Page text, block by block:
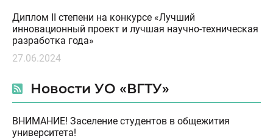
Диплом II степени на конкурсе «Лучший
инновационный проект и лучшая научно-техническая
разработка года»
27.06.2024
Новости УО «ВГТУ»
ВНИМАНИЕ! Заселение студентов в общежития
университета!